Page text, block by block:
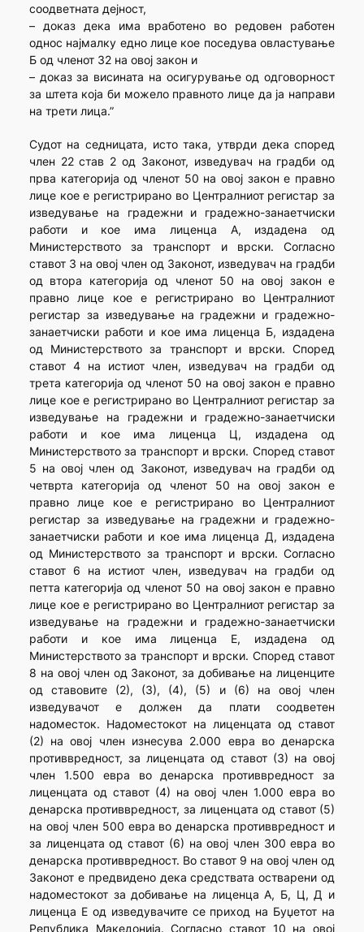
соодветната дејност,
– доказ дека има вработено во редовен работен
однос најмалку едно лице кое поседува овластување
Б од членот 32 на овој закон и
– доказ за висината на осигурување од одговорност
за штета која би можело правното лице да ја направи
на трети лица.”
Судот на седницата, исто така, утврди дека според
член 22 став 2 од Законот, изведувач на градби од
прва категорија од членот 50 на овој закон е правно
лице кое е регистрирано во Централниот регистар за
изведување на градежни и градежно-занаетчиски
работи и кое има лиценца А, издадена од
Министерството за транспорт и врски. Согласно
ставот 3 на овој член од Законот, изведувач на градби
од втора категорија од членот 50 на овој закон е
правно лице кое е регистрирано во Централниот
регистар за изведување на градежни и градежно-
занаетчиски работи и кое има лиценца Б, издадена
од Министерството за транспорт и врски. Според
ставот 4 на истиот член, изведувач на градби од
трета категорија од членот 50 на овој закон е правно
лице кое е регистрирано во Централниот регистар за
изведување на градежни и градежно-занаетчиски
работи и кое има лиценца Ц, издадена од
Министерството за транспорт и врски. Според ставот
5 на овој член од Законот, изведувач на градби од
четврта категорија од членот 50 на овој закон е
правно лице кое е регистрирано во Централниот
регистар за изведување на градежни и градежно-
занаетчиски работи и кое има лиценца Д, издадена
од Министерството за транспорт и врски. Согласно
ставот 6 на истиот член, изведувач на градби од
петта категорија од членот 50 на овој закон е правно
лице кое е регистрирано во Централниот регистар за
изведување на градежни и градежно-занаетчиски
работи и кое има лиценца Е, издадена од
Министерството за транспорт и врски. Според ставот
8 на овој член од Законот, за добивање на лиценците
од ставовите (2), (3), (4), (5) и (6) на овој член
изведувачот е должен да плати соодветен
надоместок. Надоместокот на лиценцата од ставот
(2) на овој член изнесува 2.000 евра во денарска
противвредност, за лиценцата од ставот (3) на овој
член 1.500 евра во денарска противвредност за
лиценцата од ставот (4) на овој член 1.000 евра во
денарска противвредност, за лиценцата од ставот (5)
на овој член 500 евра во денарска противвредност и
за лиценцата од ставот (6) на овој член 300 евра во
денарска противвредност. Во ставот 9 на овој член од
Законот е предвидено дека средствата остварени од
надоместокот за добивање на лиценца А, Б, Ц, Д и
лиценца Е од изведувачите се приход на Буџетот на
Република Македонија. Согласно ставот 10 на овој